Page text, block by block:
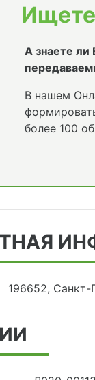
А знаете
В нашем
более 100
196652, Санкт-